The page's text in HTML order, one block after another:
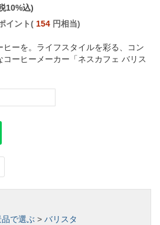
10%込)
イント( 154 円相当)
ヒーを。ライフスタイルを彩る、コン
ーヒーメーカー「ネスカフェ バリス
品で選ぶ > バリスタ